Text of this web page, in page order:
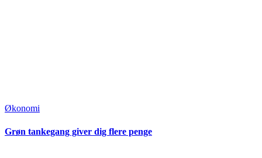
Økonomi
Grøn tankegang giver dig flere penge